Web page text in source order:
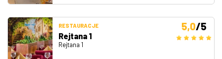
RESTAURACJE
Rejtana 1
Rejtana 1
5,0/5